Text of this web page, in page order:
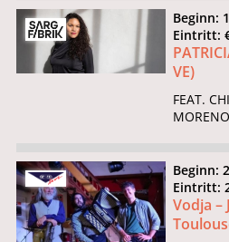
Beginn:
Eintritt:
VE)
FEAT.
MORENO
Beginn:
Eintritt:
Vodja –